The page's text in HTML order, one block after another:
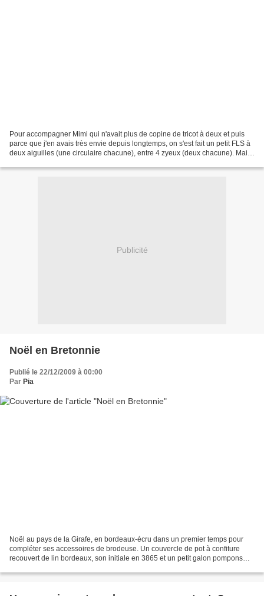
Pour accompagner Mimi qui n'avait plus de copine de tricot à deux et puis
parce que j'en avais très envie depuis longtemps, on s'est fait un petit FLS à
deux aiguilles (une circulaire chacune), entre 4 zyeux (deux chacune). Mais
Publicité
Noël en Bretonnie
Publié le 22/12/2009 à 00:00
Par Pia
Noël au pays de la Girafe, en bordeaux-écru dans un premier temps pour
compléter ses accessoires de brodeuse. Un couvercle de pot à confiture
recouvert de lin bordeaux, son initiale en 3865 et un petit galon pompons